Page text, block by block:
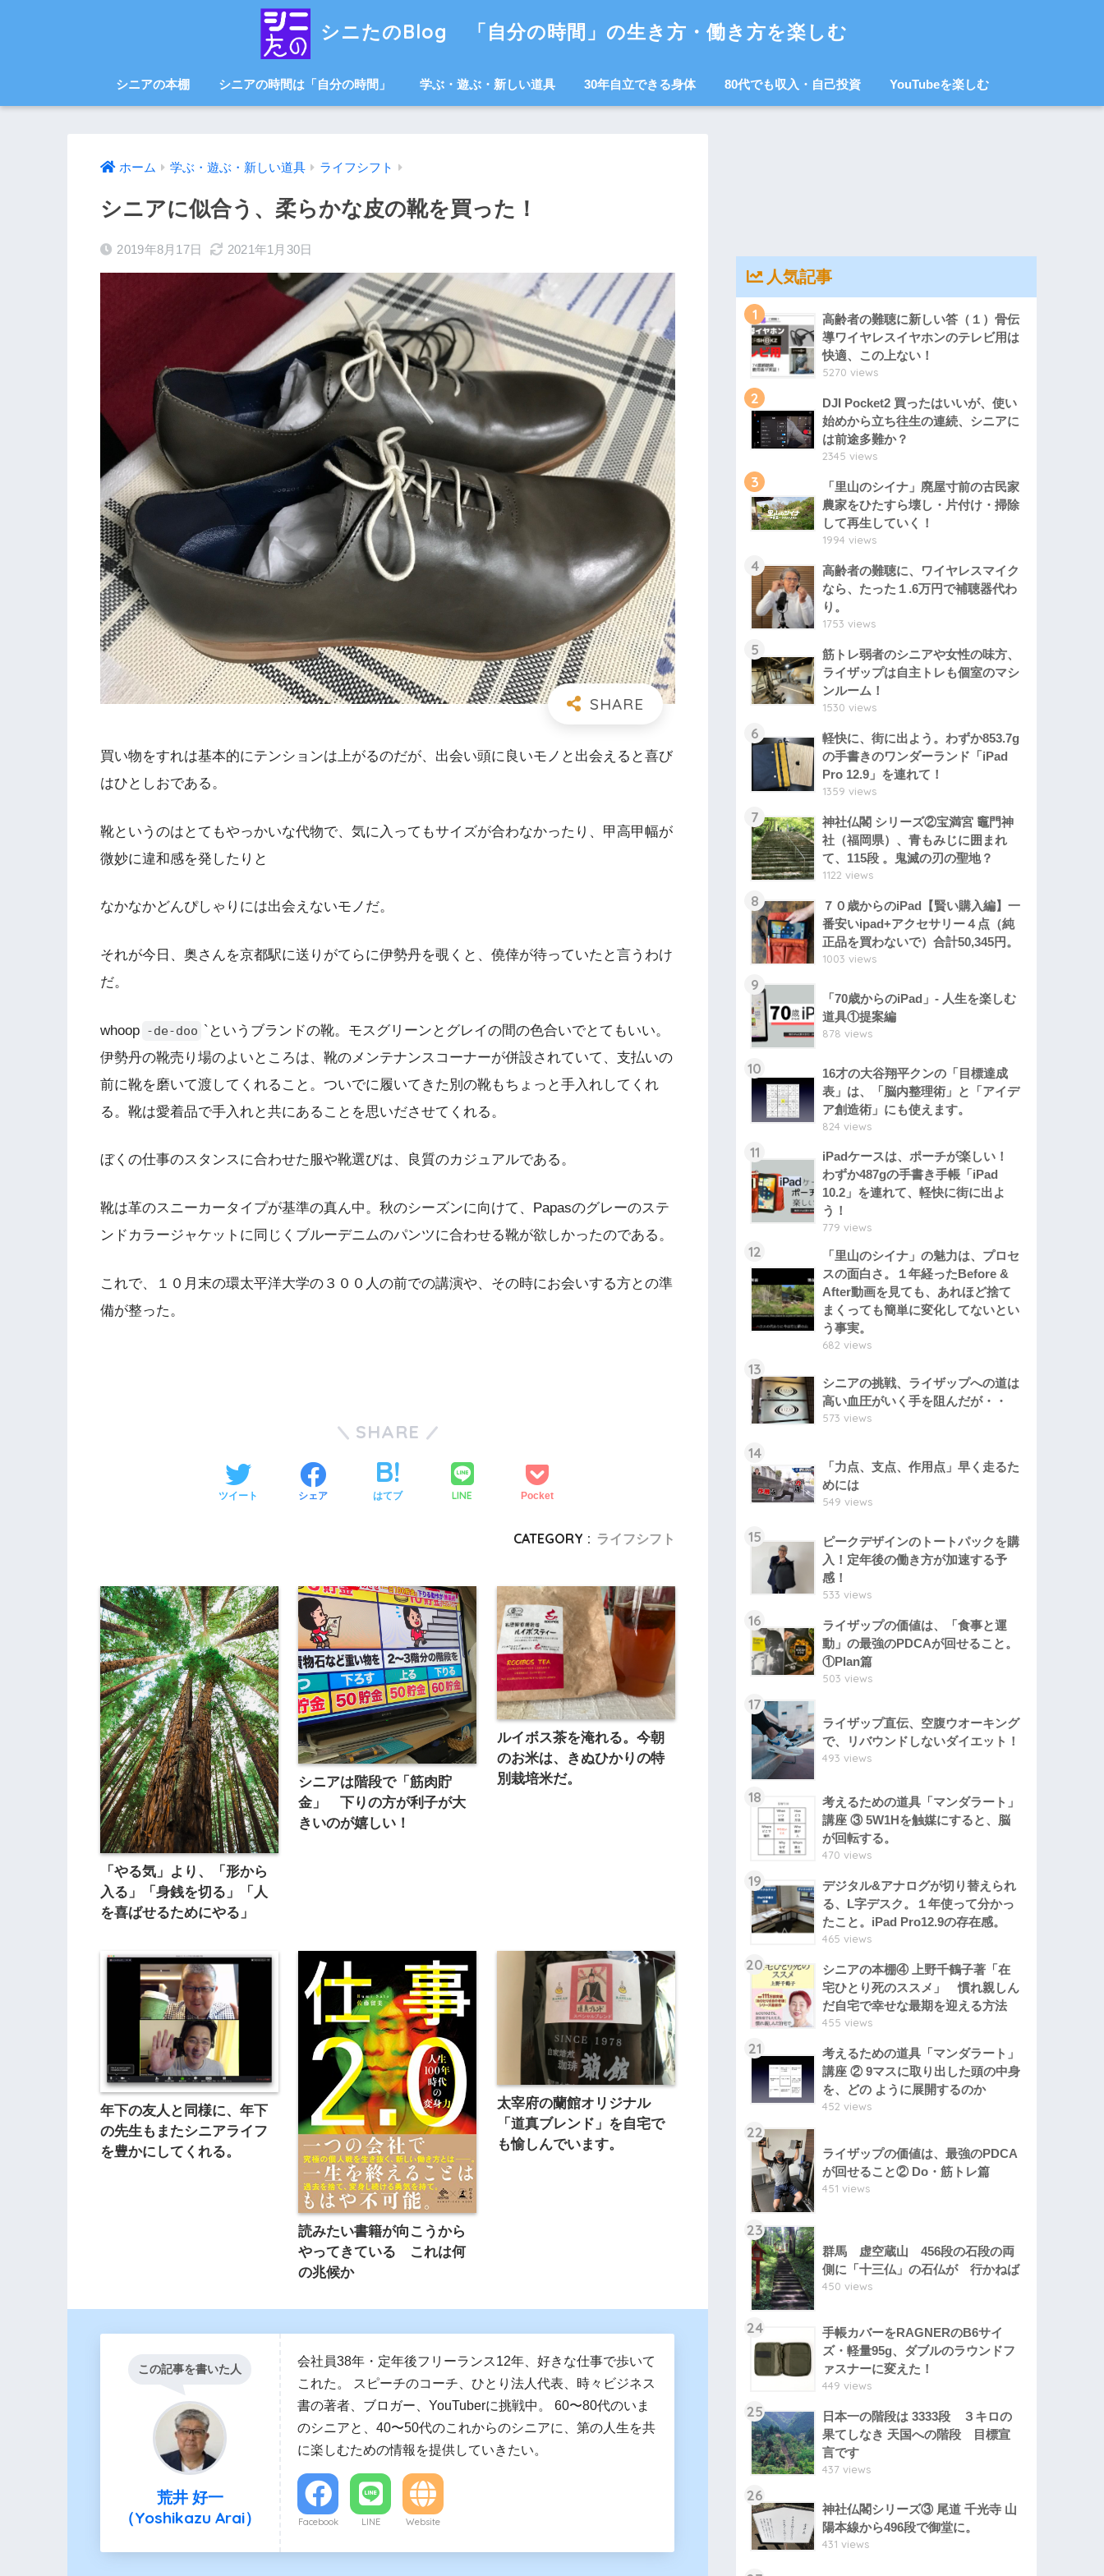
シニたのBlog 「自分の時間」の生き方・働き方を楽しむ
シニアの本棚 シニアの時間は「自分の時間」 学ぶ・遊ぶ・新しい道具 30年自立できる身体 80代でも収入・自己投資 YouTubeを楽しむ
ホーム 学ぶ・遊ぶ・新しい道具 ライフシフト
シニアに似合う、柔らかな皮の靴を買った！
2019年8月17日 2021年1月30日
買い物をすれは基本的にテンションは上がるのだが、出会い頭に良いモノと出会えると喜び
はひとしおである。
靴というのはとてもやっかいな代物で、気に入ってもサイズが合わなかったり、甲高甲幅が
微妙に違和感を発したりと
なかなかどんぴしゃりには出会えないモノだ。
それが今日、奥さんを京都駅に送りがてらに伊勢丹を覗くと、僥倖が待っていたと言うわけ
だ。
whoop -de-doo `というブランドの靴。モスグリーンとグレイの間の色合いでとてもいい。
伊勢丹の靴売り場のよいところは、靴のメンテナンスコーナーが併設されていて、支払いの
前に靴を磨いて渡してくれること。ついでに履いてきた別の靴もちょっと手入れしてくれ
る。靴は愛着品で手入れと共にあることを思いださせてくれる。
ぼくの仕事のスタンスに合わせた服や靴選びは、良質のカジュアルである。
靴は革のスニーカータイプが基準の真ん中。秋のシーズンに向けて、Papasのグレーのステ
ンドカラージャケットに同じくブルーデニムのパンツに合わせる靴が欲しかったのである。
これで、１０月末の環太平洋大学の３００人の前での講演や、その時にお会いする方との準
備が整った。
SHARE
ツイート シェア はてブ LINE Pocket
CATEGORY : ライフシフト
「やる気」より、「形から
入る」「身銭を切る」「人
を喜ばせるためにやる」
シニアは階段で「筋肉貯
金」 下りの方が利子が大
きいのが嬉しい！
ルイボス茶を淹れる。今朝
のお米は、きぬひかりの特
別栽培米だ。
年下の友人と同様に、年下
の先生もまたシニアライフ
を豊かにしてくれる。
読みたい書籍が向こうから
やってきている これは何
の兆候か
太宰府の蘭館オリジナル
「道真ブレンド」を自宅で
も愉しんでいます。
この記事を書いた人
荒井 好一
（Yoshikazu Arai）
会社員38年・定年後フリーランス12年、好きな仕事で歩いて
これた。 スピーチのコーチ、ひとり法人代表、時々ビジネス
書の著者、ブロガー、YouTuberに挑戦中。 60〜80代のいま
のシニアと、40〜50代のこれからのシニアに、第の人生を共
に楽しむための情報を提供していきたい。
Facebook LINE Website
人気記事
1
高齢者の難聴に新しい答（１）骨伝
導ワイヤレスイヤホンのテレビ用は
快適、この上ない！
5270 views
2
DJI Pocket2 買ったはいいが、使い
始めから立ち往生の連続、シニアに
は前途多難か？
2345 views
3
「里山のシイナ」廃屋寸前の古民家
農家をひたすら壊し・片付け・掃除
して再生していく！
1994 views
4
高齢者の難聴に、ワイヤレスマイク
なら、たった１.6万円で補聴器代わ
り。
1753 views
5
筋トレ弱者のシニアや女性の味方、
ライザップは自主トレも個室のマシ
ンルーム！
1530 views
6
軽快に、街に出よう。わずか853.7g
の手書きのワンダーランド「iPad
Pro 12.9」を連れて！
1359 views
7
神社仏閣 シリーズ②宝満宮 竈門神
社（福岡県）、青もみじに囲まれ
て、115段 。鬼滅の刃の聖地？
1122 views
8
７０歳からのiPad【賢い購入編】一
番安いipad+アクセサリー４点（純
正品を買わないで）合計50,345円。
1003 views
9
「70歳からのiPad」- 人生を楽しむ
道具①提案編
878 views
10
16才の大谷翔平クンの「目標達成
表」は、「脳内整理術」と「アイデ
ア創造術」にも使えます。
824 views
11
iPadケースは、ポーチが楽しい！
わずか487gの手書き手帳「iPad
10.2」を連れて、軽快に街に出よ
う！
779 views
12
「里山のシイナ」の魅力は、プロセ
スの面白さ。１年経ったBefore &
After動画を見ても、あれほど捨て
まくっても簡単に変化してないとい
う事実。
682 views
13
シニアの挑戦、ライザップへの道は
高い血圧がいく手を阻んだが・・
573 views
14
「力点、支点、作用点」早く走るた
めには
549 views
15
ピークデザインのトートパックを購
入！定年後の働き方が加速する予
感！
533 views
16
ライザップの価値は、「食事と運
動」の最強のPDCAが回せること。
①Plan篇
503 views
17
ライザップ直伝、空腹ウオーキング
で、リバウンドしないダイエット！
493 views
18
考えるための道具「マンダラート」
講座 ③ 5W1Hを触媒にすると、脳
が回転する。
470 views
19
デジタル&アナログが切り替えられ
る、L字デスク。１年使って分かっ
たこと。iPad Pro12.9の存在感。
465 views
20
シニアの本棚④ 上野千鶴子著「在
宅ひとり死のススメ」 慣れ親しん
だ自宅で幸せな最期を迎える方法
455 views
21
考えるための道具「マンダラート」
講座 ② 9マスに取り出した頭の中身
を、どの ように展開するのか
452 views
22
ライザップの価値は、最強のPDCA
が回せること② Do・筋トレ篇
451 views
23
群馬 虚空蔵山 456段の石段の両
側に「十三仏」の石仏が 行かねば
450 views
24
手帳カバーをRAGNERのB6サイ
ズ・軽量95g、ダブルのラウンドフ
ァスナーに変えた！
449 views
25
日本一の階段は 3333段 ３キロの
果てしなき 天国への階段 目標宣
言です
437 views
26
神社仏閣シリーズ③ 尾道 千光寺 山
陽本線から496段で御堂に。
431 views